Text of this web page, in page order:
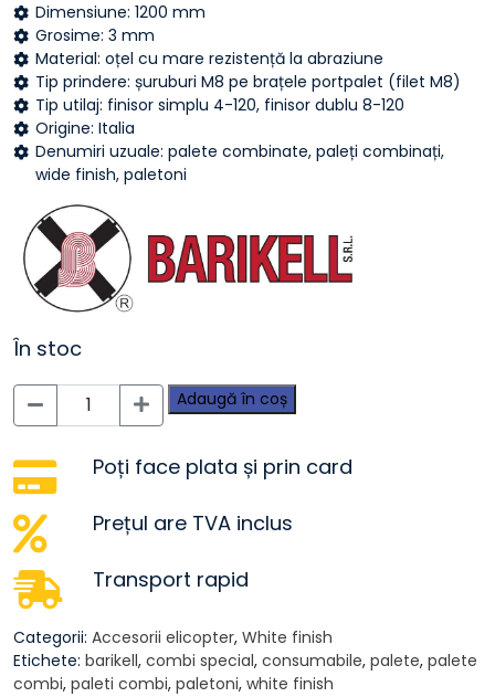
Dimensiune: 1200 mm
Grosime: 3 mm
Material: oțel cu mare rezistență la abraziune
Tip prindere: șuruburi M8 pe brațele portpalet (filet M8)
Tip utilaj: finisor simplu 4-120, finisor dublu 8-120
Origine: Italia
Denumiri uzuale: palete combinate, paleți combinați,
wide finish, paletoni
În stoc
Cantitate
Paleți
special
1200
mm
Barikell
Adaugă în coș
Poți face plata și prin card
Prețul are TVA inclus
Transport rapid
Categorii: Accesorii elicopter, White finish
Etichete: barikell, combi special, consumabile, palete, palete
combi, paleti combi, paletoni, white finish